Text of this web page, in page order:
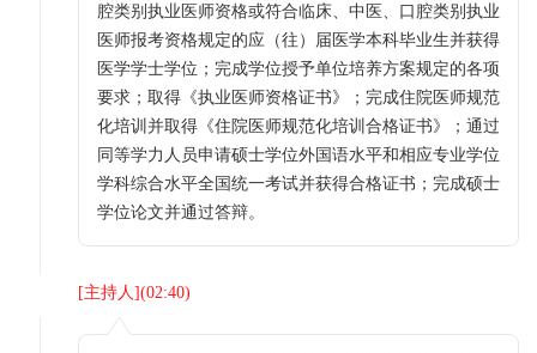
腔类别执业医师资格或符合临床、中医、口腔类别执业
医师报考资格规定的应（往）届医学本科毕业生并获得
医学学士学位；完成学位授予单位培养方案规定的各项
要求；取得《执业医师资格证书》；完成住院医师规范
化培训并取得《住院医师规范化培训合格证书》；通过
同等学力人员申请硕士学位外国语水平和相应专业学位
学科综合水平全国统一考试并获得合格证书；完成硕士
学位论文并通过答辩。
[主持人 ](02:40)